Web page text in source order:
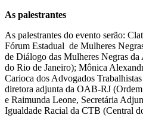
As palestrantes
As palestrantes do evento serão:
Fórum Estadual de Mulheres
de Diálogo das Mulheres Negras
do Rio de Janeiro); Mônica
Carioca dos Advogados
diretora adjunta da OAB-RJ
e Raimunda Leone, Secretária
Igualdade Racial da CTB (Central